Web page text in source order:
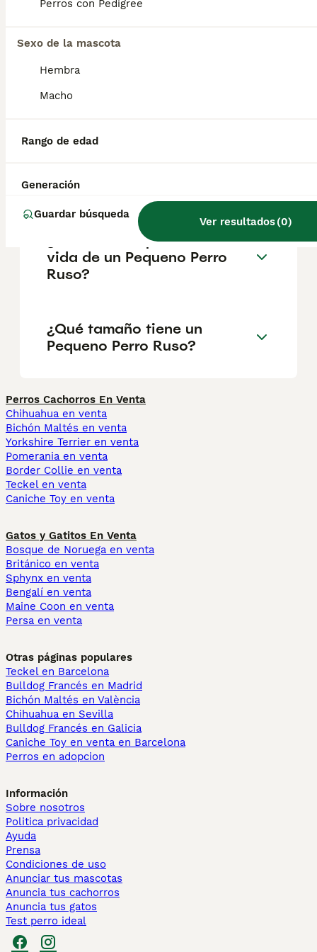
Perros con Pedigree
Sexo de la mascota
Hembra
Macho
Rango de edad
Generación
Guardar búsqueda
Ver resultados(0)
¿Cómo es el carácter de
Pequeno Perro Ruso?
Pequeno Perro Ruso?
¿Cuál es la esperanza de
vida de un Pequeno Perro
Ruso?
¿Qué tamaño tiene un
Pequeno Perro Ruso?
Perros Cachorros En Venta
Chihuahua en venta
Bichón Maltés en venta
Yorkshire Terrier en venta
Pomerania en venta
Border Collie en venta
Teckel en venta
Caniche Toy en venta
Gatos y Gatitos En Venta
Bosque de Noruega en venta
Británico en venta
Sphynx en venta
Bengalí en venta
Maine Coon en venta
Persa en venta
Otras páginas populares
Teckel en Barcelona
Bulldog Francés en Madrid
Bichón Maltés en València
Chihuahua en Sevilla
Bulldog Francés en Galicia
Caniche Toy en venta en Barcelona
Perros en adopcion
Información
Sobre nosotros
Politica privacidad
Ayuda
Prensa
Condiciones de uso
Anunciar tus mascotas
Anuncia tus cachorros
Anuncia tus gatos
Test perro ideal